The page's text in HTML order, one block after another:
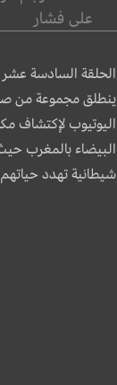
على فشار
ينطلق مجموعة من
اليوتيوب لإكتشاف
البيضاء بالمغرب
شيطانية تهدد